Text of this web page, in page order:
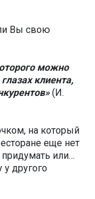
Вы свою
можно
клиента,
(И.
на который
еще нет
или…
у другого